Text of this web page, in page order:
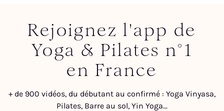
Rejoignez l'app de
Yoga & Pilates n°1
en France
+ de 900 vidéos, du débutant au confirmé : Yoga Vinyasa,
Pilates, Barre au sol, Yin Yoga...